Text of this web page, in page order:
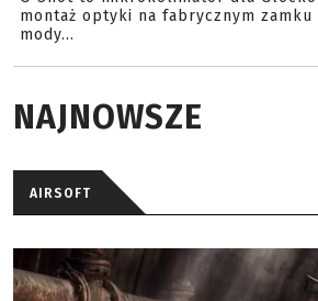
montaż optyki na fabrycznym zamku
mody...
NAJNOWSZE
AIRSOFT